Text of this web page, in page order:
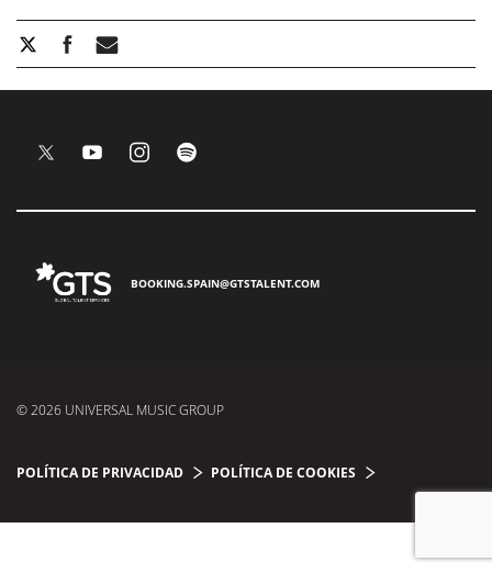
BOOKING.SPAIN@GTSTALENT.COM
© 2026 UNIVERSAL MUSIC GROUP
POLÍTICA DE PRIVACIDAD POLÍTICA DE COOKIES